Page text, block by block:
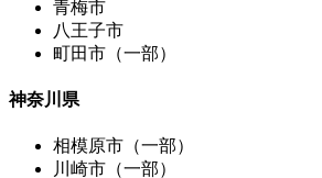
青梅市
八王子市
町田市（一部）
神奈川県
相模原市（一部）
川崎市（一部）